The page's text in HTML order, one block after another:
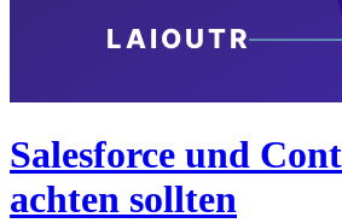
Salesforce und
achten sollten